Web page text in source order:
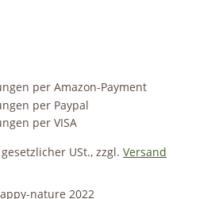
USt., zzgl. Versand
nature 2022